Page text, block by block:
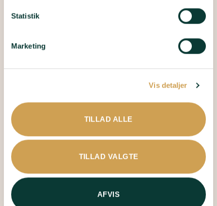
Statistik
Marketing
Vis detaljer
TILLAD ALLE
TILLAD VALGTE
AFVIS
Det er også vigtigt for os fortsat at dele vores oplevelser
rejse at udvikle Champagne for Alle. Og præcis som en
familie deler vi både op- og nedture.
fortæller om vores start som iværksættere og rejsen til,